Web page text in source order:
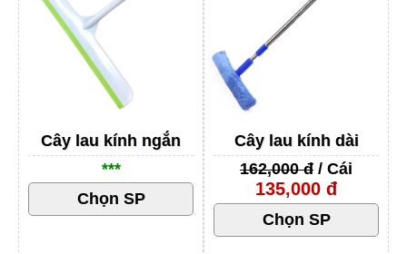
Cây lau kính dài
162,000 đ / Cái
135,000 đ
Cây lau kính ngắn
***